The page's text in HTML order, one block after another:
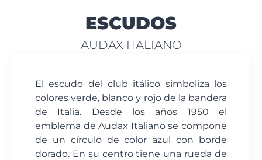
ESCUDOS
AUDAX ITALIANO
El escudo del club itálico simboliza los
colores verde, blanco y rojo de la bandera
de Italia. Desde los años 1950 el
emblema de Audax Italiano se compone
de un círculo de color azul con borde
dorado. En su centro tiene una rueda de